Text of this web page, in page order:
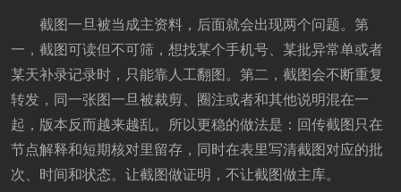
截图一旦被当成主资料，后面就会出现两个问题。第
一，截图可读但不可筛，想找某个手机号、某批异常单或者
某天补录记录时，只能靠人工翻图。第二，截图会不断重复
转发，同一张图一旦被裁剪、圈注或者和其他说明混在一
起，版本反而越来越乱。所以更稳的做法是：回传截图只在
节点解释和短期核对里留存，同时在表里写清截图对应的批
次、时间和状态。让截图做证明，不让截图做主库。